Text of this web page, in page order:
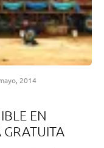
2014
EN